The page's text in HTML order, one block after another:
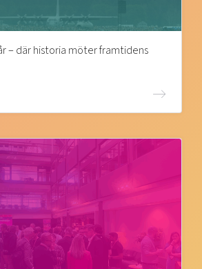
– där historia möter framtidens